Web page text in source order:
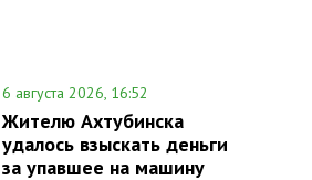
6 августа 2026, 16:52
Жителю Ахтубинска
удалось взыскать деньги
за упавшее на машину